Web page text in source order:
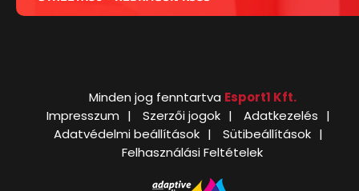
Minden jog fenntartva Esport1 Kft.
Impresszum
Szerzői jogok
Adatkezelés
Adatvédelmi beállítások
Sütibeállítások
Felhasználási Feltételek